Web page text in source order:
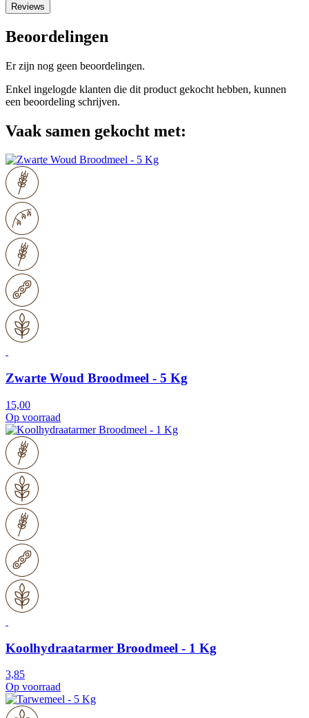
Reviews
Beoordelingen
Er zijn nog geen beoordelingen.
Enkel ingelogde klanten die dit product gekocht hebben, kunnen
een beoordeling schrijven.
Vaak samen gekocht met:
Zwarte Woud Broodmeel - 5 Kg
15,00
Op voorraad
Koolhydraatarmer Broodmeel - 1 Kg
3,85
Op voorraad